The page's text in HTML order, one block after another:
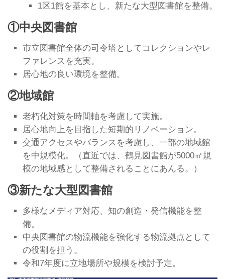
1区1館を基本とし、新たな大型図書館を整備。
①中央図書館
市立図書館全体の司令塔としてコレクションやレ
ファレンスを充実。
居心地の良い環境を整備。
②地域館
老朽化対策を時間軸を考慮して実施。
居心地向上を目指した短期的リノベーション。
交通アクセスやバランスを考慮し、一部の地域館
を中規模化。（直近では、鶴見図書館が5000㎡規
模の地域感として整備されることにあんる。）
③新たな大型図書館
多様なメディア対応、知の創造・発信機能を整
備。
中央図書館の物流機能を強化する物流拠点として
の役割を担う。
令和7年度に立地場所や規模を検討予定。